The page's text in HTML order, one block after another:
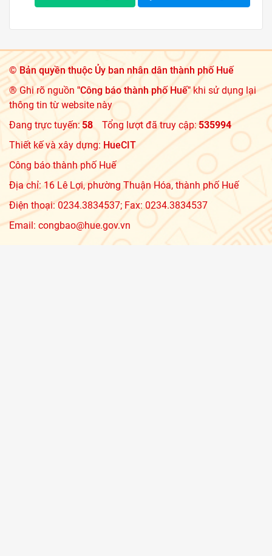
©Bản quyền thuộc Ủy ban nhân dân thành phố Huế
® Ghi rõ nguồn "Công báo thành phố Huế"khi sử dụng lại
thông tin từ website này
Đang trực tuyến:58 Tổng lượt đã truy cập:535994
Thiết kế và xây dựng: HueCIT
Công báo thành phố Huế
Địa chỉ: 16 Lê Lợi, phường Thuận Hóa, thành phố Huế
Điện thoại: 0234.3834537; Fax: 0234.3834537
Email: congbao@hue.gov.vn